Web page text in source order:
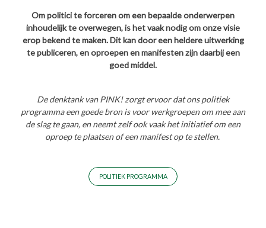
Om politici te forceren om een bepaalde onderwerpen
inhoudelijk te overwegen, is het vaak nodig om onze visie
erop bekend te maken. Dit kan door een heldere uitwerking
te publiceren, en oproepen en manifesten zijn daarbij een
goed middel.
De denktank van PINK! zorgt ervoor dat ons politiek
programma een goede bron is voor werkgroepen om mee aan
de slag te gaan, en neemt zelf ook vaak het initiatief om een
oproep te plaatsen of een manifest op te stellen.
POLITIEK PROGRAMMA